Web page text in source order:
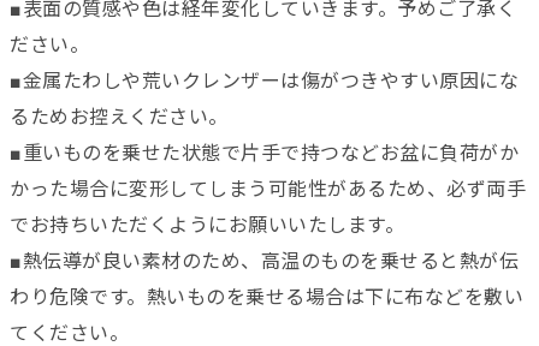
■表面の質感や色は経年変化していきます。予めご了承く
ださい。
■金属たわしや荒いクレンザーは傷がつきやすい原因にな
るためお控えください。
■重いものを乗せた状態で片手で持つなどお盆に負荷がか
かった場合に変形してしまう可能性があるため、必ず両手
でお持ちいただくようにお願いいたします。
■熱伝導が良い素材のため、高温のものを乗せると熱が伝
わり危険です。熱いものを乗せる場合は下に布などを敷い
てください。